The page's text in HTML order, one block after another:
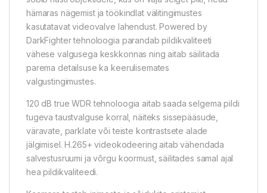
hämaras nägemist ja töökindlat välitingimustes
kasutatavat videovalve lahendust. Powered by
DarkFighter tehnoloogia parandab pildikvaliteeti
vähese valgusega keskkonnas ning aitab säilitada
parema detailsuse ka keerulisemates
valgustingimustes.
120 dB true WDR tehnoloogia aitab saada selgema pildi
tugeva taustvalguse korral, näiteks sissepääsude,
väravate, parklate või teiste kontrastsete alade
jälgimisel. H.265+ videokodeering aitab vähendada
salvestusruumi ja võrgu koormust, säilitades samal ajal
hea pildikvaliteedi.